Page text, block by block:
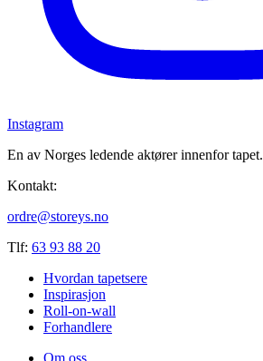
Instagram
En av Norges ledende aktører innenfor tapet.
Kontakt:
ordre@storeys.no
Tlf: 63 93 88 20
Hvordan tapetsere
Inspirasjon
Roll-on-wall
Forhandlere